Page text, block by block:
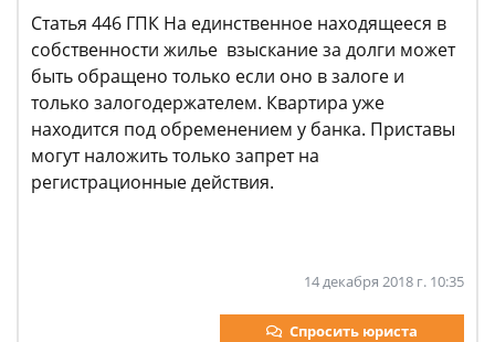
Статья 446 ГПК На единственное находящееся в
собственности жилье взыскание за долги может
быть обращено только если оно в залоге и
только залогодержателем. Квартира уже
находится под обременением у банка. Приставы
могут наложить только запрет на
регистрационные действия.
14 декабря 2018 г. 10:35
Спросить юриста